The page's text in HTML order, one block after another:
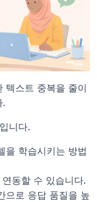
텍스트 중복을 줄이
.
니다.
을 학습시키는 방법
동할 수 있습니다.
으로 응답 품질을 높